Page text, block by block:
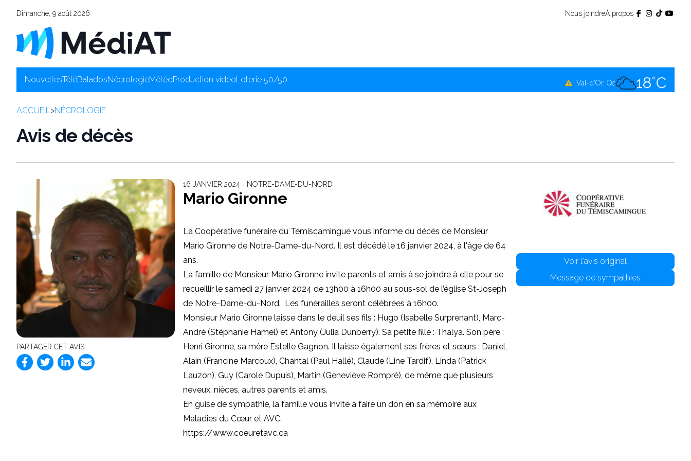
Dimanche, 9 août 2026 Nous joindreÀ propos
NouvellesTéléBaladosNécrologieMétéoProduction vidéoLoterie 50/50 Val-d'Or, Qc 18°C
ACCUEIL>NÉCROLOGIE
Avis de décès
PARTAGER CET AVIS
16 JANVIER 2024 ‐ NOTRE-DAME-DU-NORD
Mario Gironne
La Coopérative funéraire du Témiscamingue vous informe du décès de Monsieur
Mario Gironne de Notre-Dame-du-Nord. Il est décédé le 16 janvier 2024, à l'âge de 64
ans.
La famille de Monsieur Mario Gironne invite parents et amis à se joindre à elle pour se
recueillir le samedi 27 janvier 2024 de 13h00 à 16h00 au sous-sol de l’église St-Joseph
de Notre-Dame-du-Nord. Les funérailles seront célébrées à 16h00.
Monsieur Mario Gironne laisse dans le deuil ses fils : Hugo (Isabelle Surprenant), Marc-
André (Stéphanie Hamel) et Antony (Julia Dunberry). Sa petite fille : Thalya. Son père :
Henri Gironne, sa mère Estelle Gagnon. Il laisse également ses frères et sœurs : Daniel,
Alain (Francine Marcoux), Chantal (Paul Hallé), Claude (Line Tardif), Linda (Patrick
Lauzon), Guy (Carole Dupuis), Martin (Geneviève Rompré), de même que plusieurs
neveux, nièces, autres parents et amis.
En guise de sympathie, la famille vous invite à faire un don en sa mémoire aux
Maladies du Cœur et AVC.
https://www.coeuretavc.ca
Voir l'avis original
Message de sympathies